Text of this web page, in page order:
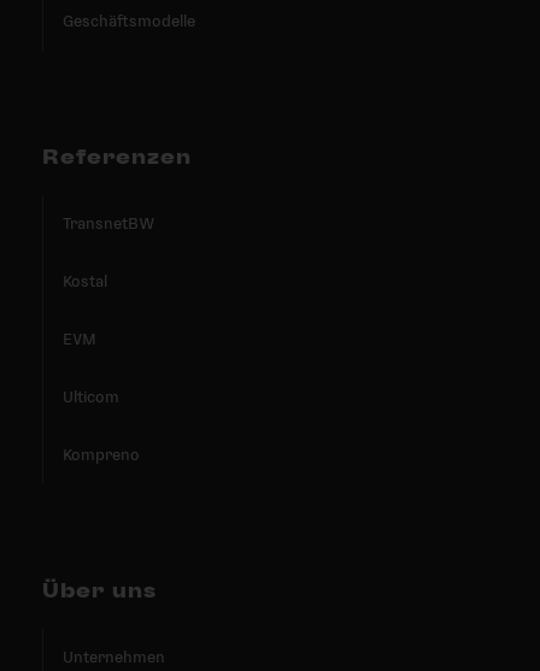
Geschäftsmodelle
Referenzen
TransnetBW
Kostal
EVM
Ulticom
Kompreno
Über uns
Unternehmen